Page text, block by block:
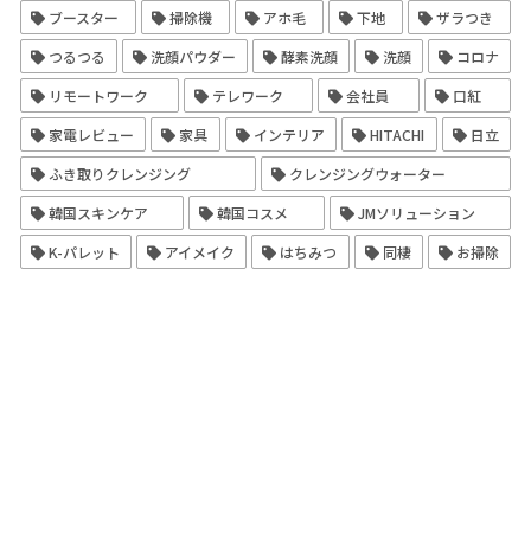
ブースター
掃除機 アホ毛 下地
ザラつき
つるつる
洗顔パウダー 酵素洗顔 洗顔
コロナ
リモートワーク
テレワーク 会社員
口紅
家電レビュー
家具 インテリア HITACHI
日立
ふき取りクレンジング
クレンジングウォーター
韓国スキンケア
韓国コスメ
JMソリューション
K-パレット
アイメイク はちみつ 同棲 お掃除